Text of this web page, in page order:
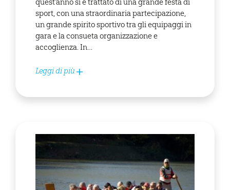
quest’anno si è trattato di una grande festa di
sport, con una straordinaria partecipazione,
un grande spirito sportivo tra gli equipaggi in
gara e la consueta organizzazione e
accoglienza. In…
Leggi di più